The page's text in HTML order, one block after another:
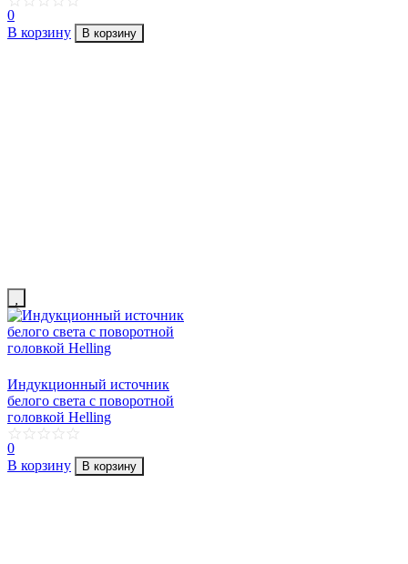
0
В корзину
В корзину
Индукционный источник
белого света с поворотной
головкой Helling
0
В корзину
В корзину